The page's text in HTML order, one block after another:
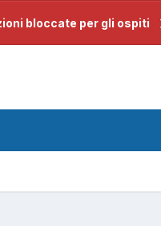
bloccate per gli ospiti